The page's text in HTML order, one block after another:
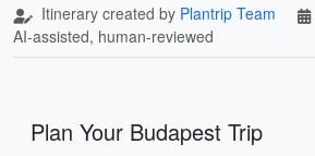
Itinerary created by Plantrip Team
AI-assisted, human-reviewed
Plan Your Budapest Trip